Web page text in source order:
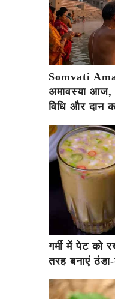
Somvati
अमावस्या आज,
विधि और दान
गर्मी में पेट को
तरह बनाएं